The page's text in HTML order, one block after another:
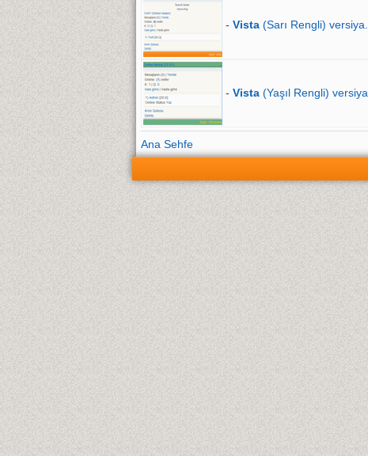
- Vista (Sarı Rengli) versiya.
- Vista (Yaşıl Rengli) versiya.
Ana Sehfe